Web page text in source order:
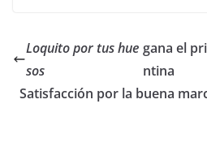
Loquito por tus hue
sos
gana el
ntina
Satisfacción por la buena